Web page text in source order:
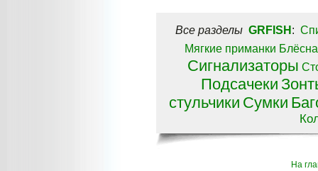
Все разделы GRFISH :
Мягкие приманки Блёсна
Сигнализаторы
Подсачеки
стульчики Сумки
На